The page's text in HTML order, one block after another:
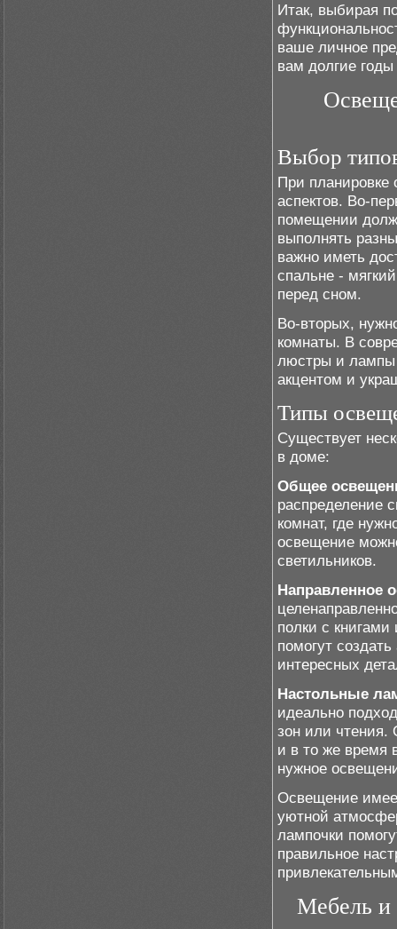
Итак, выбирая
ваше личное
вам долгие
Выбор
При планировке
аспектов. Во-
помещении
выполнять
важно иметь
спальне -
перед сном.
Во-вторых,
комнаты. В
люстры и лампы
акцентом и
Типы
Существует
в доме:
Общее
распределение
комнат, где
освещение
светильников.
Направленное
полки с
помогут
интересных
Настольные
идеально
зон или чтения.
и в то же время
нужное
Освещение
уютной
лампочки
правильное
Мебель и